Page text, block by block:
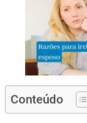
Conteúdo